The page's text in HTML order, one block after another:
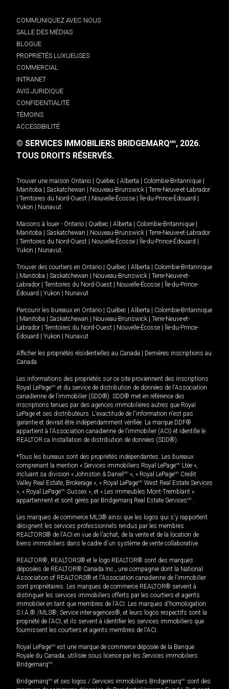
COMMUNIQUEZ AVEC NOUS
SALLE DES MÉDIAS
BLOGUE
PROPRIÉTÉS LUXUEUSES
COMMERCIAL
INTRANET
AVIS JURIDIQUE
CONFIDENTIALITÉ
TÉMOINS
ACCESSIBILITÉ
© SERVICES IMMOBILIERS BRIDGEMARQMD, 2026.
TOUS DROITS RÉSERVÉS.
Trouver une maison Ontario Québec Alberta Colombie-Britannique
Manitoba
Saskatchewan Nouveau-Brunswick
Terre-Neuve-et-Labrador
Territoires du Nord-Ouest Nouvelle-Écosse Île-du-Prince-Édouard
Yukon
Nunavut.
Maisons à louer - Ontario Québec Alberta Colombie-Britannique
Manitoba
Saskatchewan Nouveau-Brunswick
Terre-Neuve-et-Labrador
Territoires du Nord-Ouest Nouvelle-Écosse Île-du-Prince-Édouard
Yukon
Nunavut.
Trouver des courtiers en Ontario Québec Alberta
Colombie-Britannique
Manitoba Saskatchewan Nouveau-Brunswick
Terre-Neuve-et-
Labrador
Territoires du Nord-Ouest Nouvelle-Écosse
Île-du-Prince-
Édouard
Yukon Nunavut
Parcourir les bureaux en Ontario Québec Alberta
Colombie-Britannique
Manitoba Saskatchewan Nouveau-Brunswick
Terre-Neuve-et-
Labrador
Territoires du Nord-Ouest Nouvelle-Écosse
Île-du-Prince-
Édouard
Yukon Nunavut
Afficher les propriétés résidentielles au Canada
Dernières inscriptions au
Canada
Les informations des propriétés sur ce site proviennent des inscriptions
Royal LePageMD et du service de distribution de données de l'Association
canadienne de l’immobilier (SDD®). SDD® met en référence des
inscriptions tenues par des agences immobilières autres que Royal
LePage et ses distributeurs. L'exactitude de l'information n'est pas
garantie et devrait être indépendamment vérifiée. La marque DDF®
appartient à l'Association canadienne de l’immobilier (ACI) et identifie le
REALTOR.ca Installation de distribution de données (SDD®).
*Tous les bureaux sont des propriétés indépendantes. Les bureaux
comprenant la mention « Services immobiliers Royal LePageMD Ltée »,
incluant sa division « Johnston & Daniel MD », « Royal LePageMD Credit
Valley Real Estate, Brokerage », « Royal LePageMD West Real Estate Services
», « Royal LePageMD Sussex », et « Les immeubles Mont-Tremblant »
appartiennent et sont gérés par Bridgemarq Real Estate ServicesMD.
Les marques de commerce MLS® ainsi que les logos qui s'y rapportent
désignent les services professionnels rendus par les membres
REALTORS® de l'ACI en vue de l'achat, de la vente et de la location de
biens immobiliers dans le cadre d'un système de vente collaborative.
REALTOR®, REALTORS® et le logo REALTOR® sont des marques
déposées de REALTOR® Canada Inc., une compagnie dont la National
Association of REALTORS® et l'Association canadienne de l’immobilier
sont propriétaires. Les marques de commerce REALTOR® servent à
distinguer les services immobiliers offerts par les courtiers et agents
immobilier en tant que membres de l'ACI. Les marques d'homologation
S.I.A.® /MLS®, Service inter-agences®, et leurs logos respectifs sont la
propriété de l'ACI, et ils servent à identifier les services immobiliers que
fournissent les courtiers et agents membres de l'ACI.
Royal LePageMD est une marque de commerce déposée de la Banque
Royale du Canada, utilisée sous licence par les Services immobiliers
BridgemarqMD.
BridgemarqMD et ses logos / Services immobiliers BridgemarqMD sont des